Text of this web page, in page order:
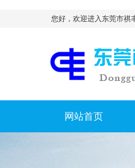
您好，欢迎进入东莞市祺
网站首页